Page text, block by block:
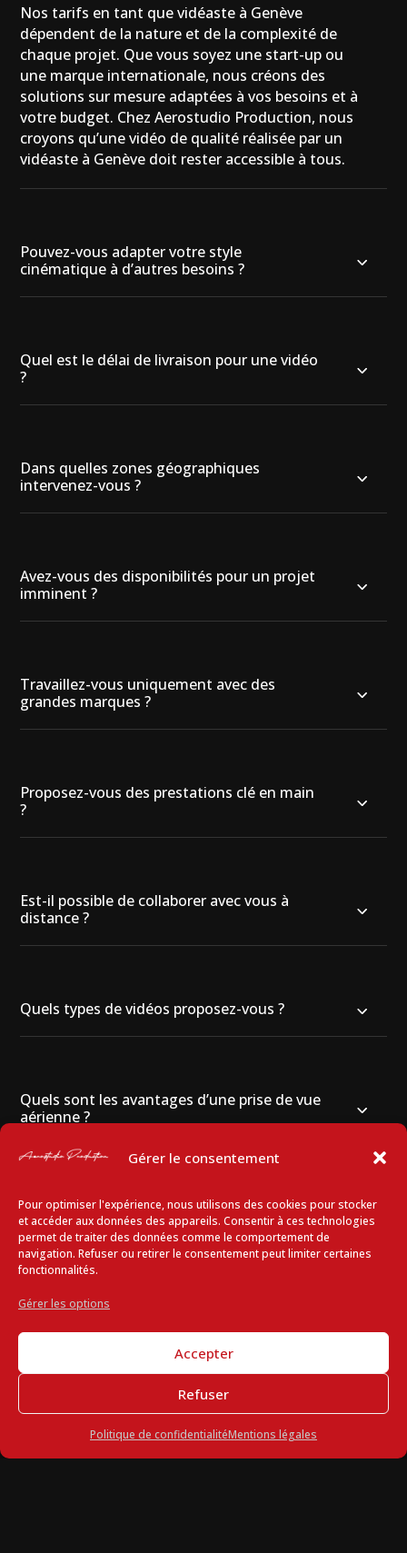
Gérer le consentement
Pour optimiser l'expérience, nous utilisons des cookies pour stocker
et accéder aux données des appareils. Consentir à ces technologies
permet de traiter des données comme le comportement de
navigation. Refuser ou retirer le consentement peut limiter certaines
fonctionnalités.
Gérer les options
Accepter
Refuser
Politique de confidentialitéMentions légales
Nos tarifs en tant que vidéaste à Genève
dépendent de la nature et de la complexité de
chaque projet. Que vous soyez une start-up ou
une marque internationale, nous créons des
solutions sur mesure adaptées à vos besoins et à
votre budget. Chez Aerostudio Production, nous
croyons qu’une vidéo de qualité réalisée par un
vidéaste à Genève doit rester accessible à tous.
Pouvez-vous adapter votre style
cinématique à d’autres besoins ?
Quel est le délai de livraison pour une vidéo
?
Dans quelles zones géographiques
intervenez-vous ?
Avez-vous des disponibilités pour un projet
imminent ?
Travaillez-vous uniquement avec des
grandes marques ?
Proposez-vous des prestations clé en main
?
Est-il possible de collaborer avec vous à
distance ?
Quels types de vidéos proposez-vous ?
Quels sont les avantages d’une prise de vue
aérienne ?
Pourquoi faire appel à un monteur vidéo
professionnel ?
Quelle est la valeur ajoutée d’un vidéaste
spécialisé ?
comme vidéaste pour votre projet
audiovisuel ?